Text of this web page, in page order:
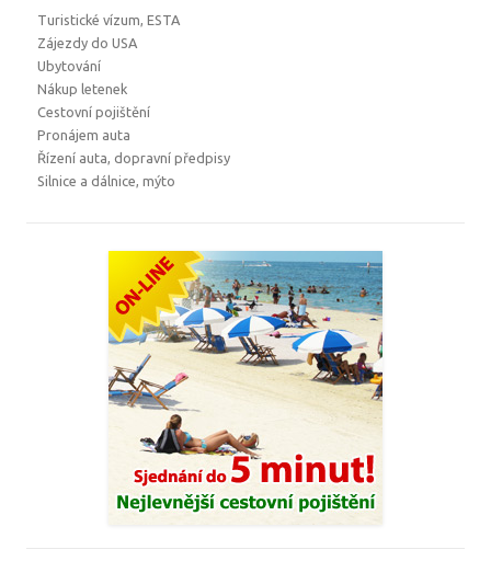
Turistické vízum, ESTA
Zájezdy do USA
Ubytování
Nákup letenek
Cestovní pojištění
Pronájem auta
Řízení auta, dopravní předpisy
Silnice a dálnice, mýto